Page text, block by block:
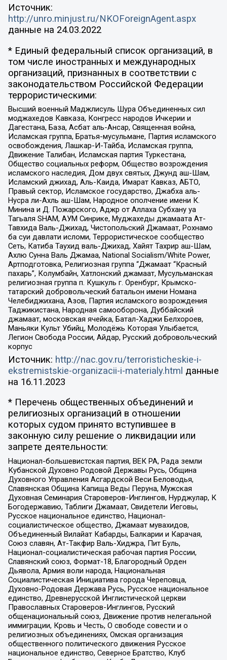
Источник:
http://unro.minjust.ru/NKOForeignAgent.aspx
данные на 24.03.2022
* Единый федеральный список организаций, в
том числе иностранных и международных
организаций, признанных в соответствии с
законодательством Российской Федерации
террористическими:
Высший военный Маджлисуль Шура Объединенных сил
моджахедов Кавказа, Конгресс народов Ичкерии и
Дагестана, База, Асбат аль-Ансар, Священная война,
Исламская группа, Братья-мусульмане, Партия исламского
освобождения, Лашкар-И-Тайба, Исламская группа,
Движение Талибан, Исламская партия Туркестана,
Общество социальных реформ, Общество возрождения
исламского наследия, Дом двух святых, Джунд аш-Шам,
Исламский джихад, Аль-Каида, Имарат Кавказ, АБТО,
Правый сектор, Исламское государство, Джабха аль-
Нусра ли-Ахль аш-Шам, Народное ополчение имени К.
Минина и Д. Пожарского, Аджр от Аллаха Субхану уа
Тагьаля SHAM, АУМ Синрике, Муджахеды джамаата Ат-
Тавхида Валь-Джихад, Чистопольский Джамаат, Рохнамо
ба суи давлати исломи, Террористическое сообщество
Сеть, Катиба Таухид валь-Джихад, Хайят Тахрир аш-Шам,
Ахлю Сунна Валь Джамаа, National Socialism/White Power,
Артподготовка, Религиозная группа “Джамаат “Красный
пахарь”, Колумбайн, Хатлонский джамаат, Мусульманская
религиозная группа п. Кушкуль г. Оренбург, Крымско-
татарский добровольческий батальон имени Номана
Челебиджихана, Азов, Партия исламского возрождения
Таджикистана, Народная самооборона, Дуббайский
джамаат, московская ячейка, Батал-Хаджи Белхороев,
Маньяки Культ Убийц, Молодёжь Которая Улыбается,
Легион Свобода России, Айдар, Русский добровольческий
корпус
Источник: http://nac.gov.ru/terroristicheskie-i-
ekstremistskie-organizacii-i-materialy.html данные
на 16.11.2023
* Перечень общественных объединений и
религиозных организаций в отношении
которых судом принято вступившее в
законную силу решение о ликвидации или
запрете деятельности:
Национал-большевистская партия, ВЕК РА, Рада земли
Кубанской Духовно Родовой Державы Русь, Община
Духовного Управления Асгардской Веси Беловодья,
Славянская Община Капища Веды Перуна, Мужская
Духовная Семинария Староверов-Инглингов, Нурджулар, К
Богодержавию, Таблиги Джамаат, Свидетели Иеговы,
Русское национальное единство, Национал-
социалистическое общество, Джамаат мувахидов,
Объединенный Вилайат Кабарды, Балкарии и Карачая,
Союз славян, Ат-Такфир Валь-Хиджра, Пит Буль,
Национал-социалистическая рабочая партия России,
Славянский союз, Формат-18, Благородный Орден
Дьявола, Армия воли народа, Национальная
Социалистическая Инициатива города Череповца,
Духовно-Родовая Держава Русь, Русское национальное
единство, Древнерусской Инглистической церкви
Православных Староверов-Инглингов, Русский
общенациональный союз, Движение против нелегальной
иммиграции, Кровь и Честь, О свободе совести и о
религиозных объединениях, Омская организация
общественного политического движения Русское
национальное единство, Северное Братство, Клуб